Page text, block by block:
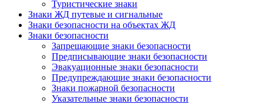
Туристические знаки
Знаки ЖД путевые и сигнальные
Знаки безопасности на объектах ЖД
Знаки безопасности
Запрещающие знаки безопасности
Предписывающие знаки безопасности
Эвакуационные знаки безопасности
Предупреждающие знаки безопасности
Знаки пожарной безопасности
Указательные знаки безопасности